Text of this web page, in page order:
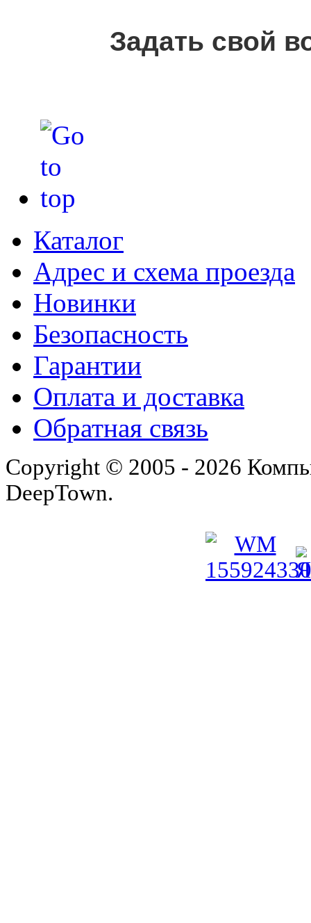
Задать свой
Каталог
Адрес и схема проезда
Новинки
Безопасность
Гарантии
Оплата и доставка
Обратная связь
Copyright © 2005 - 2026
DeepTown.